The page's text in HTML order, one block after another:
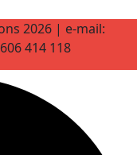
2026 | e-mail:
414 118